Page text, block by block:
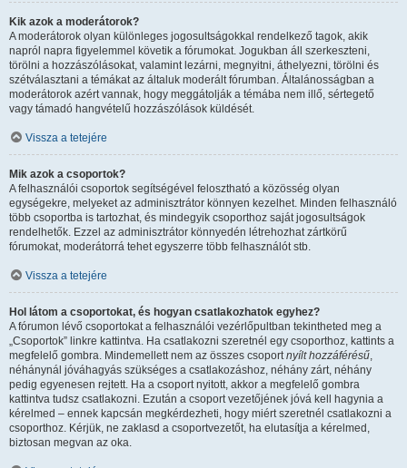
Kik azok a moderátorok?
A moderátorok olyan különleges jogosultságokkal rendelkező tagok, akik
napról napra figyelemmel követik a fórumokat. Jogukban áll szerkeszteni,
törölni a hozzászólásokat, valamint lezárni, megnyitni, áthelyezni, törölni és
szétválasztani a témákat az általuk moderált fórumban. Általánosságban a
moderátorok azért vannak, hogy meggátolják a témába nem illő, sértegető
vagy támadó hangvételű hozzászólások küldését.
Vissza a tetejére
Mik azok a csoportok?
A felhasználói csoportok segítségével felosztható a közösség olyan
egységekre, melyeket az adminisztrátor könnyen kezelhet. Minden felhasználó
több csoportba is tartozhat, és mindegyik csoporthoz saját jogosultságok
rendelhetők. Ezzel az adminisztrátor könnyedén létrehozhat zártkörű
fórumokat, moderátorrá tehet egyszerre több felhasználót stb.
Vissza a tetejére
Hol látom a csoportokat, és hogyan csatlakozhatok egyhez?
A fórumon lévő csoportokat a felhasználói vezérlőpultban tekintheted meg a
„Csoportok” linkre kattintva. Ha csatlakozni szeretnél egy csoporthoz, kattints a
megfelelő gombra. Mindemellett nem az összes csoportnyílt hozzáférésű,
néhánynál jóváhagyás szükséges a csatlakozáshoz, néhány zárt, néhány
pedig egyenesen rejtett. Ha a csoport nyitott, akkor a megfelelő gombra
kattintva tudsz csatlakozni. Ezután a csoport vezetőjének jóvá kell hagynia a
kérelmed – ennek kapcsán megkérdezheti, hogy miért szeretnél csatlakozni a
csoporthoz. Kérjük, ne zaklasd a csoportvezetőt, ha elutasítja a kérelmed,
biztosan megvan az oka.